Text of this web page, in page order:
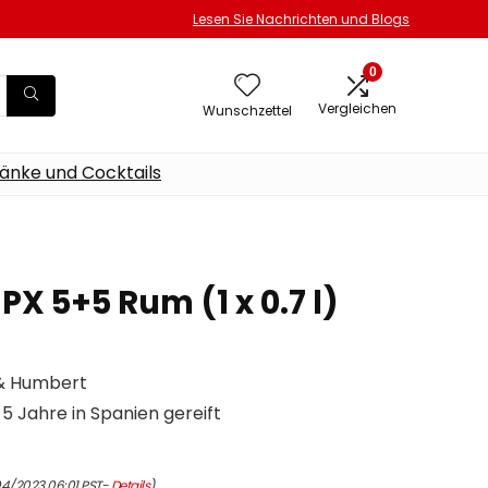
Lesen Sie Nachrichten und Blogs
Wunschzettel
0
Vergleichen
und Cocktails
5+5 Rum (1 x 0.7 l)
Humbert
Jahre in Spanien gereift